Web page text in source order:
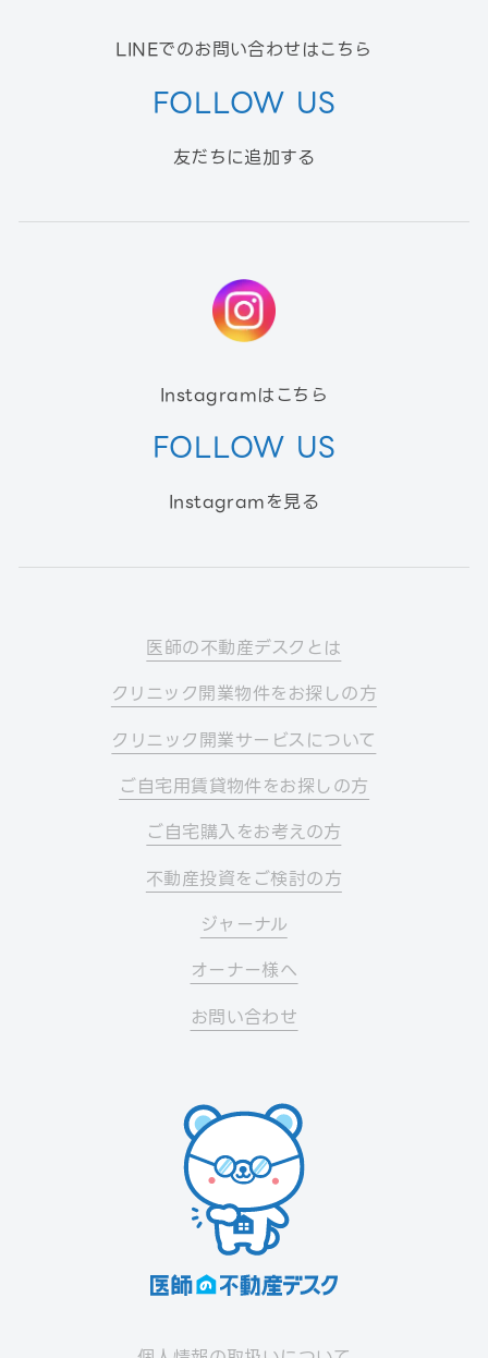
LINEでのお問い合わせはこちら
FOLLOW US
友だちに追加する
Instagramはこちら
FOLLOW US
Instagramを見る
医師の不動産デスクとは
クリニック開業物件をお探しの方
クリニック開業サービスについて
ご自宅用賃貸物件をお探しの方
ご自宅購入をお考えの方
不動産投資をご検討の方
ジャーナル
オーナー様へ
お問い合わせ